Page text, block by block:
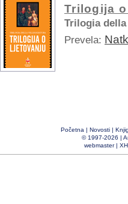
Trilogija
Trilogia
Prevela:
Početna Novosti
© 1997-2026 |
webmaster|